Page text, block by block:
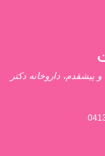
پیشقدم، داروخانه دکتر